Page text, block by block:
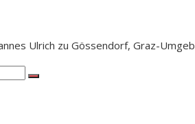
Ulrich zu Gössendorf, Graz-
Search